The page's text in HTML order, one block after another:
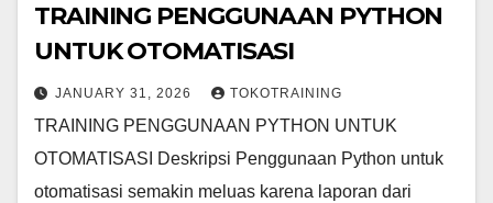
TRAINING PENGGUNAAN PYTHON
UNTUK OTOMATISASI
JANUARY 31, 2026 TOKOTRAINING
TRAINING PENGGUNAAN PYTHON UNTUK
OTOMATISASI Deskripsi Penggunaan Python untuk
otomatisasi semakin meluas karena laporan dari